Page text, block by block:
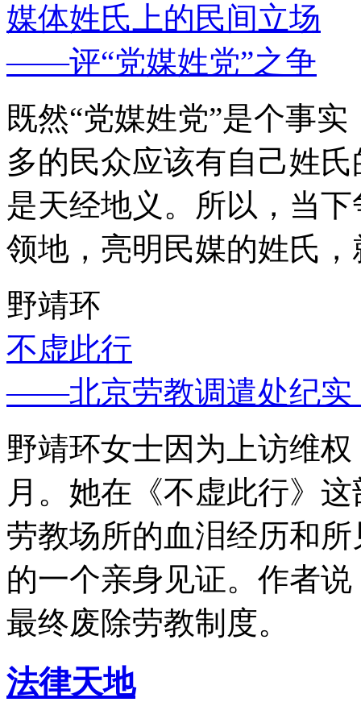
媒体姓氏上的民间立场
——评“党媒姓党”之争
既然“党媒姓党”是个事
多的民众应该有自己姓
是天经地义。所以，当
领地，亮明民媒的姓氏
野靖环
不虚此行
——北京劳教调遣处纪实
野靖环女士因为上访维
月。她在《不虚此行》
劳教场所的血泪经历和
的一个亲身见证。作者
最终废除劳教制度。
法律天地